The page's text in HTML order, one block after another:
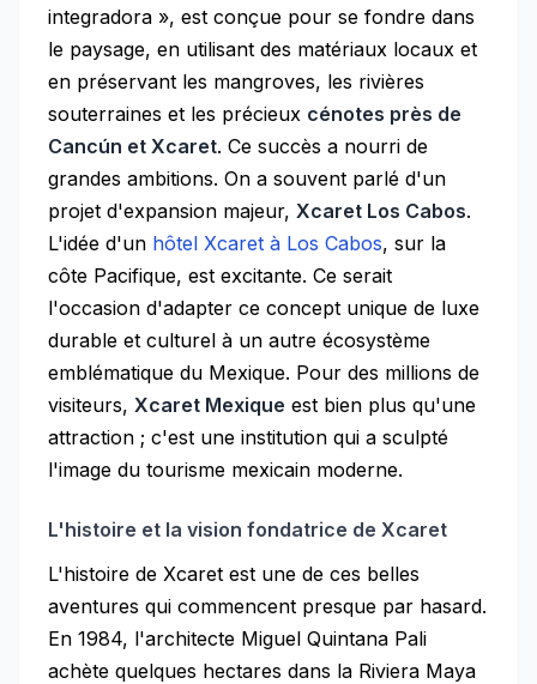
integradora », est conçue pour se fondre dans
le paysage, en utilisant des matériaux locaux et
en préservant les mangroves, les rivières
souterraines et les précieux cénotes près de
Cancún et Xcaret. Ce succès a nourri de
grandes ambitions. On a souvent parlé d'un
projet d'expansion majeur, Xcaret Los Cabos.
L'idée d'un hôtel Xcaret à Los Cabos, sur la
côte Pacifique, est excitante. Ce serait
l'occasion d'adapter ce concept unique de luxe
durable et culturel à un autre écosystème
emblématique du Mexique. Pour des millions de
visiteurs, Xcaret Mexique est bien plus qu'une
attraction ; c'est une institution qui a sculpté
l'image du tourisme mexicain moderne.
L'histoire et la vision fondatrice de Xcaret
L'histoire de Xcaret est une de ces belles
aventures qui commencent presque par hasard.
En 1984, l'architecte Miguel Quintana Pali
achète quelques hectares dans la Riviera Maya